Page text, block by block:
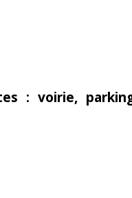
: voirie,